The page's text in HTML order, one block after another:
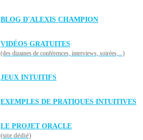
BLOG D'ALEXIS CHAMPION
VIDÉOS GRATUITES
(des dizaines de conférences, interviews, soirées,...)
JEUX INTUITIFS
EXEMPLES DE PRATIQUES INTUITIVES
LE PROJET ORACLE
(site dédié)